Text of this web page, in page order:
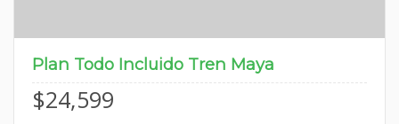
Plan Todo Incluido Tren Maya
$24,599